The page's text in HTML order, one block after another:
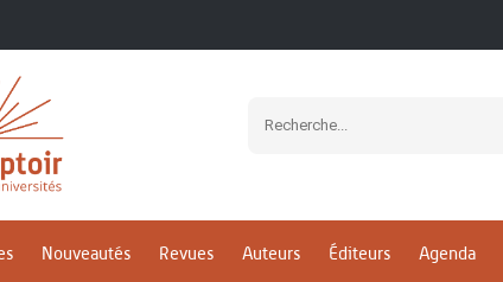
Nouveautés Revues Auteurs Éditeurs Agenda